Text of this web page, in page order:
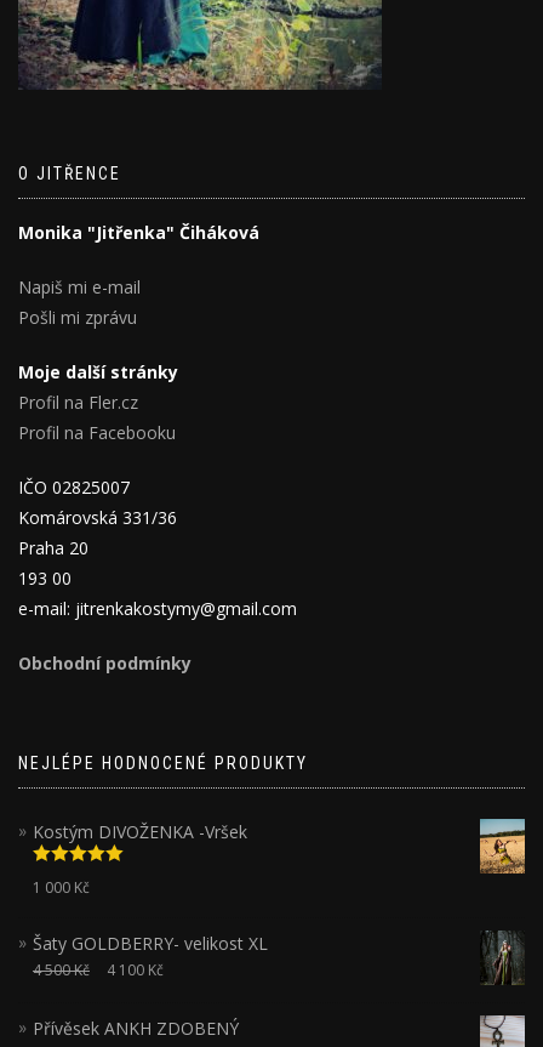
O JITŘENCE
Monika "Jitřenka" Čiháková
Napiš mi e-mail
Pošli mi zprávu
Moje další stránky
Profil na Fler.cz
Profil na Facebooku
IČO 02825007
Komárovská 331/36
Praha 20
193 00
e-mail: jitrenkakostymy@gmail.com
Obchodní podmínky
NEJLÉPE HODNOCENÉ PRODUKTY
Kostým DIVOŽENKA -Vršek
5.00z 5
1 000 Kč
Šaty GOLDBERRY- velikost XL
4 500Kč 4 100 Kč
Přívěsek ANKH ZDOBENÝ